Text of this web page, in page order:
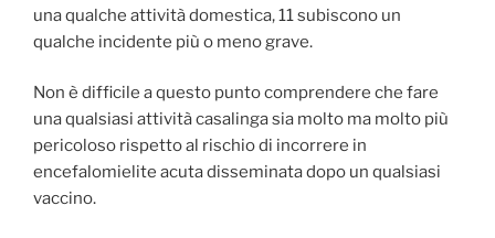
una qualche attività domestica, 11 subiscono un
qualche incidente più o meno grave.
Non è difficile a questo punto comprendere che fare
una qualsiasi attività casalinga sia molto ma molto più
pericoloso rispetto al rischio di incorrere in
encefalomielite acuta disseminata dopo un qualsiasi
vaccino.